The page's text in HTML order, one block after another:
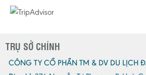
TRỤ SỞ CHÍNH
CÔNG TY CỔ PHẦN TM & DV DU LỊCH